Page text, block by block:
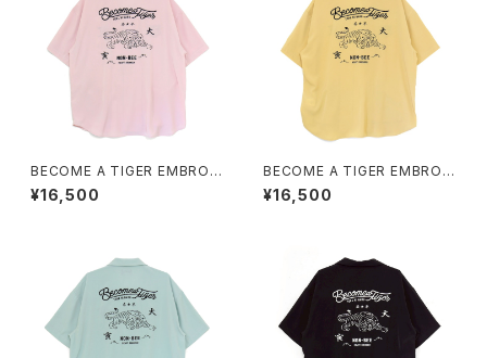
BECOME A TIGER EMBROI
DERED HALFSLEEVE SHIRT
S light-pink
¥16,500
BECOME A TIGER EMBROI
DERED HALFSLEEVE SHIRT
S light-yellow
¥16,500